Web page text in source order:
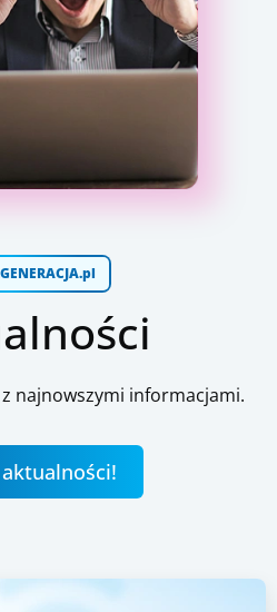
najnowszymi informacjami.